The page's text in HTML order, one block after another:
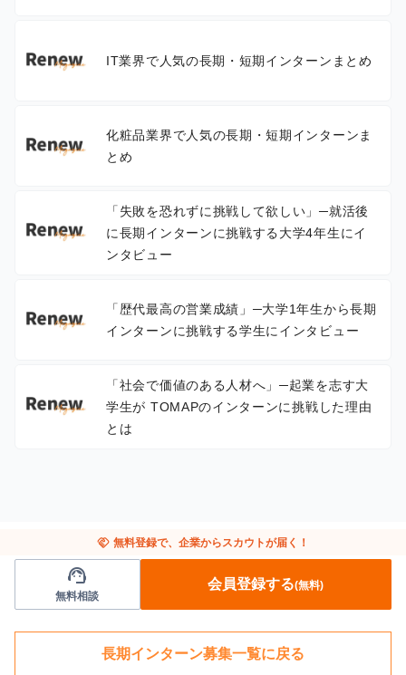
IT業界で人気の長期・短期インターンまとめ
化粧品業界で人気の長期・短期インターンま
とめ
「失敗を恐れずに挑戦して欲しい」─就活後
に長期インターンに挑戦する大学4年生にイ
ンタビュー
「歴代最高の営業成績」─大学1年生から長期
インターンに挑戦する学生にインタビュー
「社会で価値のある人材へ」─起業を志す大
学生が TOMAPのインターンに挑戦した理由
とは
handshake 無料登録で、企業からスカウトが届く！
support_agent
無料相談
会員登録する(無料)
長期インターン募集一覧に戻る